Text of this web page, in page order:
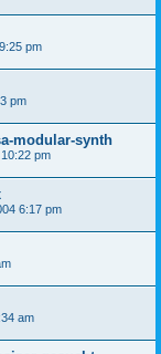
pm
pm
modular-synth
pm
6:17 pm
am